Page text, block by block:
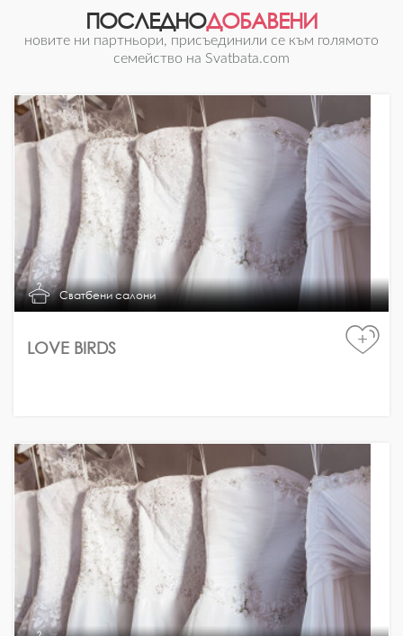
ПОСЛЕДНОДОБАВЕНИ
новите ни партньори, присъединили се към голямото
семейство на Svatbata.com
Сватбени салони
+
LOVE BIRDS